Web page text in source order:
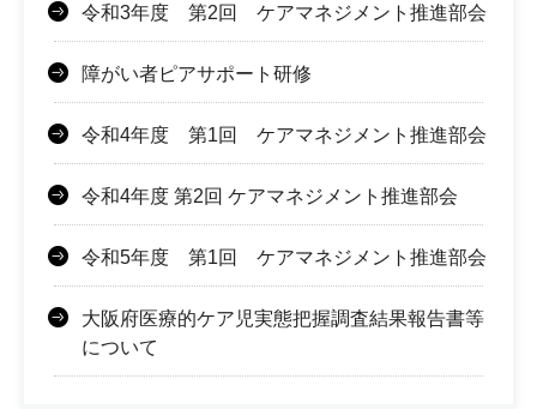
令和3年度 第2回 ケアマネジメント推進部会
障がい者ピアサポート研修
令和4年度 第1回 ケアマネジメント推進部会
令和4年度 第2回 ケアマネジメント推進部会
令和5年度 第1回 ケアマネジメント推進部会
大阪府医療的ケア児実態把握調査結果報告書等
について